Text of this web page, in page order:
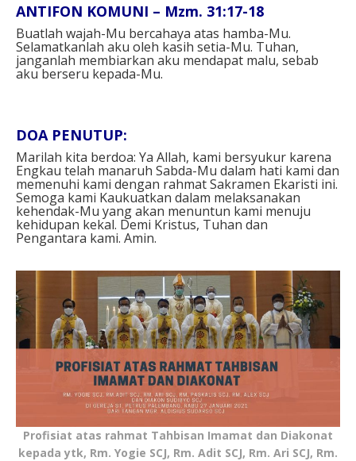
ANTIFON KOMUNI – Mzm. 31:17-18⁣
Buatlah wajah-Mu bercahaya atas hamba-Mu.
Selamatkanlah aku oleh kasih setia-Mu. Tuhan,
janganlah membiarkan aku mendapat malu, sebab
aku berseru kepada-Mu.⁣
DOA PENUTUP: ⁣
Marilah kita berdoa: Ya Allah, kami bersyukur karena
Engkau telah manaruh Sabda-Mu dalam hati kami dan
memenuhi kami dengan rahmat Sakramen Ekaristi ini.
Semoga kami Kaukuatkan dalam melaksanakan
kehendak-Mu yang akan menuntun kami menuju
kehidupan kekal. Demi Kristus, Tuhan dan
Pengantara kami. Amin.
Profisiat atas rahmat Tahbisan Imamat dan Diakonat
kepada ytk, Rm. Yogie SCJ, Rm. Adit SCJ, Rm. Ari SCJ, Rm.